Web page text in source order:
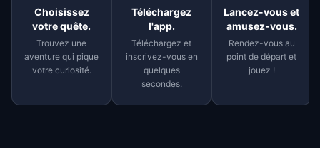
Choisissez
votre quête.
Trouvez une
aventure qui pique
votre curiosité.
Téléchargez
l'app.
Téléchargez et
inscrivez-vous en
quelques
secondes.
Lancez-vous et
amusez-vous.
Rendez-vous au
point de départ et
jouez !